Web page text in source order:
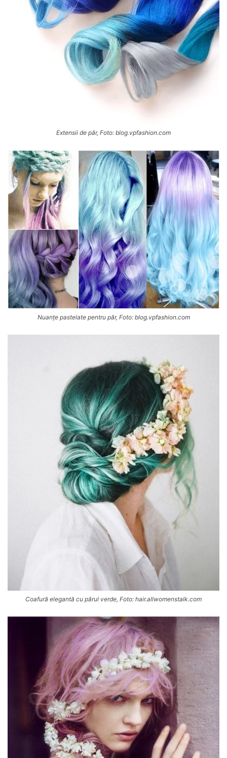
Extensii de păr, Foto: blog.vpfashion.com
Nuanțe pastelate pentru păr, Foto: blog.vpfashion.com
Coafură elegantă cu părul verde, Foto: hair.allwomenstalk.com